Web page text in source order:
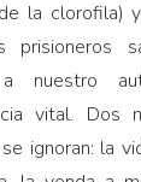
la clorofila)
prisioneros
a nuestro
vital. Dos
ignoran: la